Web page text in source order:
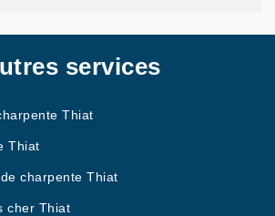
services
Thiat
Thiat
charpente Thiat
cher Thiat